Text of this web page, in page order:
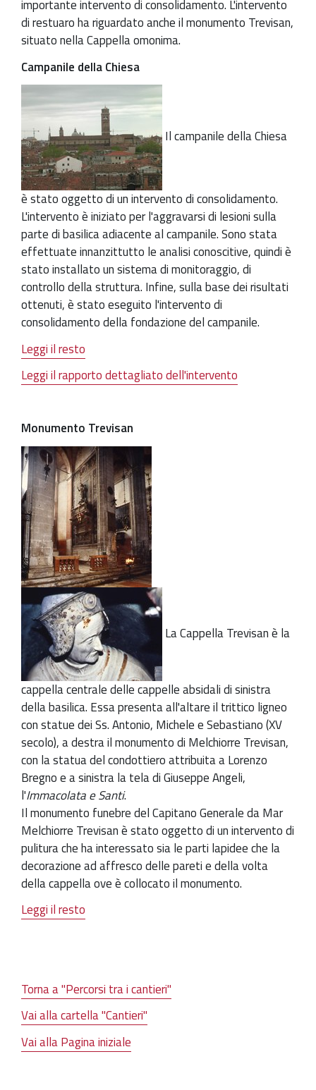
importante intervento di consolidamento. L'intervento
di restuaro ha riguardato anche il monumento Trevisan,
situato nella Cappella omonima.
Campanile della Chiesa
Il campanile della Chiesa
è stato oggetto di un intervento di consolidamento.
L'intervento è iniziato per l'aggravarsi di lesioni sulla
parte di basilica adiacente al campanile. Sono stata
effettuate innanzittutto le analisi conoscitive, quindi è
stato installato un sistema di monitoraggio, di
controllo della struttura. Infine, sulla base dei risultati
ottenuti, è stato eseguito l'intervento di
consolidamento della fondazione del campanile.
Leggi il resto
Leggi il rapporto dettagliato dell'intervento
Monumento Trevisan
La Cappella Trevisan è la
cappella centrale delle cappelle absidali di sinistra
della basilica. Essa presenta all'altare il trittico ligneo
con statue dei Ss. Antonio, Michele e Sebastiano (XV
secolo), a destra il monumento di Melchiorre Trevisan,
con la statua del condottiero attribuita a Lorenzo
Bregno e a sinistra la tela di Giuseppe Angeli,
l'Immacolata e Santi.
Il monumento funebre del Capitano Generale da Mar
Melchiorre Trevisan è stato oggetto di un intervento di
pulitura che ha interessato sia le parti lapidee che la
decorazione ad affresco delle pareti e della volta
della cappella ove è collocato il monumento.
Leggi il resto
Torna a "Percorsi tra i cantieri"
Vai alla cartella "Cantieri"
Vai alla Pagina iniziale